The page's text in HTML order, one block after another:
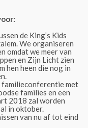
de King’s Kids
We organiseren
omdat we meer van
en Zijn Licht zien
hen heen die nog in
familieconferentie met
families en een
2018 zal worden
in oktober.
van nu af tot eind